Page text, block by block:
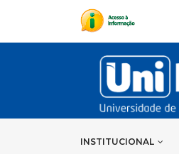
INSTITUCIONAL